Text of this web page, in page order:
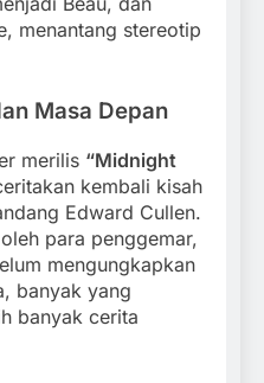
menantang stereotip
Masa Depan
merilis “Midnight
kembali kisah
Edward Cullen.
para penggemar,
mengungkapkan
banyak yang
banyak cerita